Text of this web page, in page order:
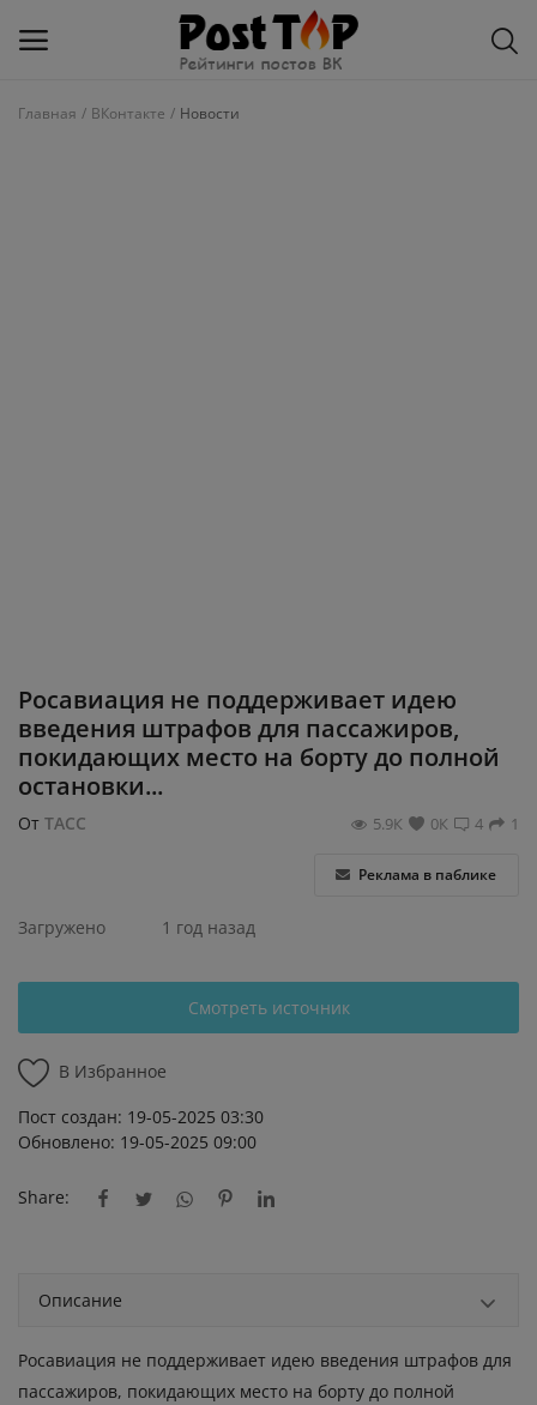
Главная ВКонтакте Новости
Росавиация не поддерживает идею
введения штрафов для пассажиров,
покидающих место на борту до полной
остановки...
От ТАСС 1
4
0К
5.9К
Реклама в паблике
Загружено 1 год назад
Смотреть источник
В Избранное
Пост создан: 19-05-2025 03:30
Обновлено: 19-05-2025 09:00
Share:
Описание
Росавиация не поддерживает идею введения штрафов для
пассажиров, покидающих место на борту до полной